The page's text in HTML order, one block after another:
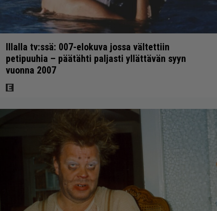
Illalla tv:ssä: 007-elokuva jossa vältettiin
petipuuhia – päätähti paljasti yllättävän syyn
vuonna 2007